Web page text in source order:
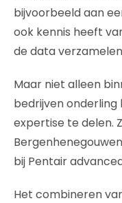
bijvoorbeeld aan
ook kennis heeft
de data
Maar niet alleen
bedrijven onderling
expertise te delen.
bij Pentair
Het combineren